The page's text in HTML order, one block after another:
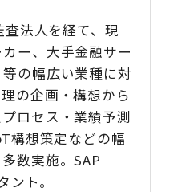
法人を経て、現
ー、大手金融サー
の幅広い業種に対
の企画・構想から
ロセス・業績予測
構想策定などの幅
数実施。SAP
ト。